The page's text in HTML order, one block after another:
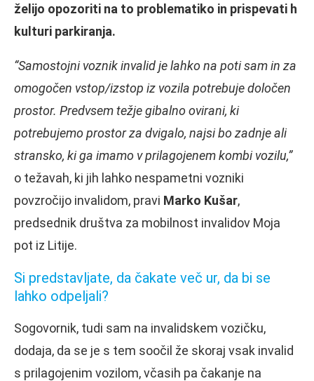
želijo opozoriti na to problematiko in prispevati h
kulturi parkiranja.
“Samostojni voznik invalid je lahko na poti sam in za
omogočen vstop/izstop iz vozila potrebuje določen
prostor. Predvsem težje gibalno ovirani, ki
potrebujemo prostor za dvigalo, najsi bo zadnje ali
stransko, ki ga imamo v prilagojenem kombi vozilu,”
o težavah, ki jih lahko nespametni vozniki
povzročijo invalidom, pravi Marko Kušar,
predsednik društva za mobilnost invalidov Moja
pot iz Litije.
Si predstavljate, da čakate več ur, da bi se
lahko odpeljali?
Sogovornik, tudi sam na invalidskem vozičku,
dodaja, da se je s tem soočil že skoraj vsak invalid
s prilagojenim vozilom, včasih pa čakanje na